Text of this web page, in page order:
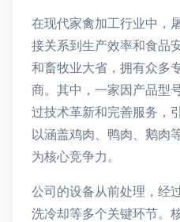
在现代家禽加工行业中，
接关系到生产效率和食品
和畜牧业大省，拥有众多
商。其中，一家因产品型
过技术革新和完善服务，
以涵盖鸡肉、鸭肉、鹅肉
为核心竞争力。
公司的设备从前处理，经
洗冷却等多个关键环节。